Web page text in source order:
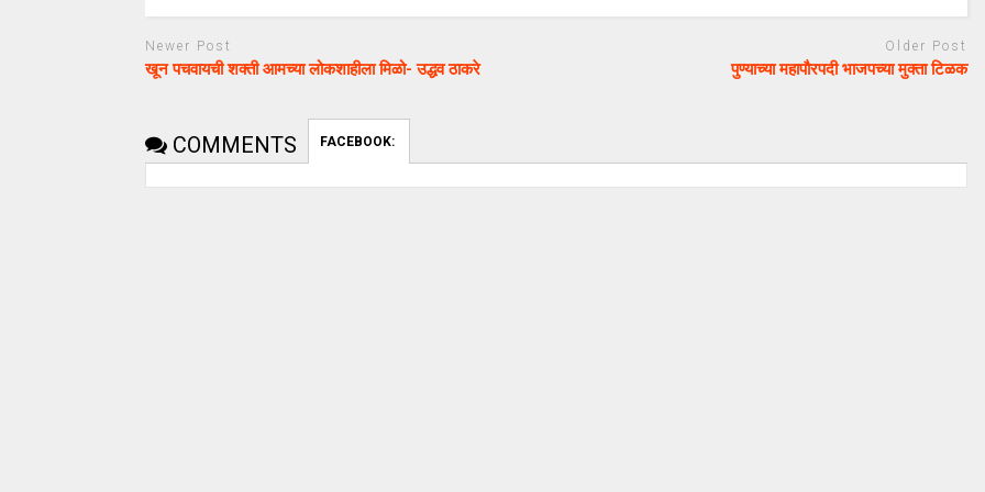
Newer Post
खून पचवायची शक्ती आमच्या लोकशाहीला मिळो- उद्धव ठाकरे
Older Post
पुण्याच्या महापौरपदी भाजपच्या मुक्ता टिळक
COMMENTS FACEBOOK: